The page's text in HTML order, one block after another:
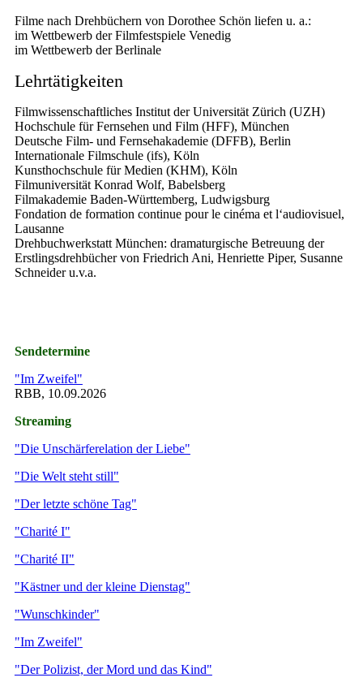
Filme nach Drehbüchern von Dorothee Schön liefen u. a.:
im Wettbewerb der Filmfestspiele Venedig
im Wettbewerb der Berlinale
Lehrtätigkeiten
Filmwissenschaftliches Institut der Universität Zürich (UZH)
Hochschule für Fernsehen und Film (HFF), München
Deutsche Film- und Fernsehakademie (DFFB), Berlin
Internationale Filmschule (ifs), Köln
Kunsthochschule für Medien (KHM), Köln
Filmuniversität Konrad Wolf, Babelsberg
Filmakademie Baden-Württemberg, Ludwigsburg
Fondation de formation continue pour le cinéma et l‘audiovisuel,
Lausanne
Drehbuchwerkstatt München: dramaturgische Betreuung der
Erstlingsdrehbücher von Friedrich Ani, Henriette Piper, Susanne
Schneider u.v.a.
Sendetermine
"Im Zweifel"
RBB, 10.09.2026
Streaming
"Die Unschärferelation der Liebe"
"Die Welt steht still"
"Der letzte schöne Tag"
"Charité I"
"Charité II"
"Kästner und der kleine Dienstag"
"Wunschkinder"
"Im Zweifel"
"Der Polizist, der Mord und das Kind"